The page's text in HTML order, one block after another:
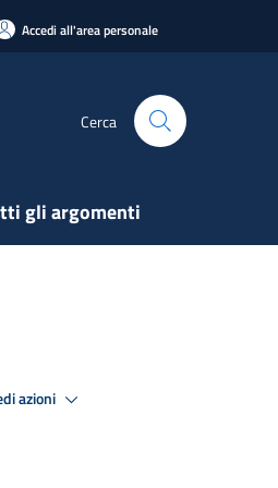
Accedi all'area personale
Cerca
gli argomenti
azioni